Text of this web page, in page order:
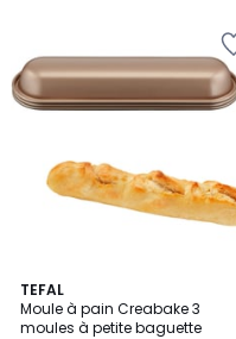
TEFAL
Moule à pain Creabake 3
moules à petite baguette
4,7
/ 5